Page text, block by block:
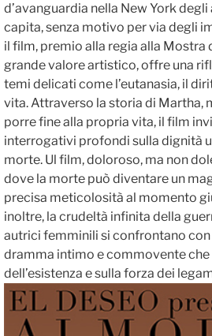
d’avanguardia nella New York
capita, senza motivo per via degli
il film, premio alla regia alla Mostra
grande valore artistico, offre una
temi delicati come l’eutanasia, il
vita. Attraverso la storia di Martha,
porre fine alla propria vita, il film
interrogativi profondi sulla dignità
morte. Ul film, doloroso, ma non
dove la morte può diventare un
precisa meticolosità al momento
inoltre, la crudeltà infinita della
autrici femminili si confrontano con
dramma intimo e commovente
dell’esistenza e sulla forza dei